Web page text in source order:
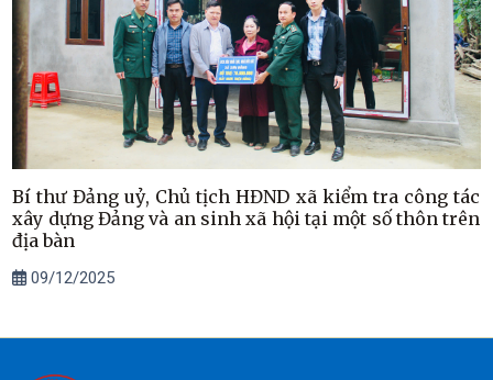
Bí thư Đảng uỷ, Chủ tịch HĐND xã kiểm tra công tác
xây dựng Đảng và an sinh xã hội tại một số thôn trên
địa bàn
09/12/2025